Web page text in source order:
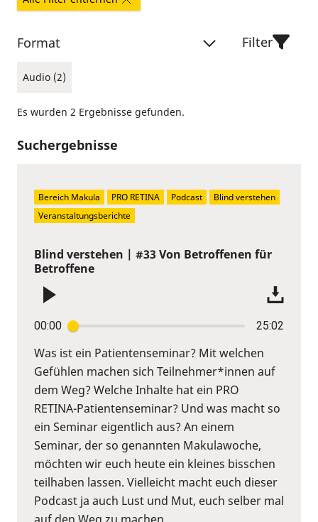
Format
Audio (2)
Filter
Es wurden 2 Ergebnisse gefunden.
Suchergebnisse
Blind verstehen | #33 Von Betroffenen für
Betroffene
00:00 25:02
Was ist ein Patientenseminar? Mit welchen
Gefühlen machen sich Teilnehmer*innen auf
dem Weg? Welche Inhalte hat ein PRO
RETINA-Patientenseminar? Und was macht so
ein Seminar eigentlich aus? An einem
Seminar, der so genannten Makulawoche,
möchten wir euch heute ein kleines bisschen
teilhaben lassen. Vielleicht macht euch dieser
Podcast ja auch Lust und Mut, euch selber mal
Bereich Makula PRO RETINA Podcast
Blind verstehen
Veranstaltungsberichte